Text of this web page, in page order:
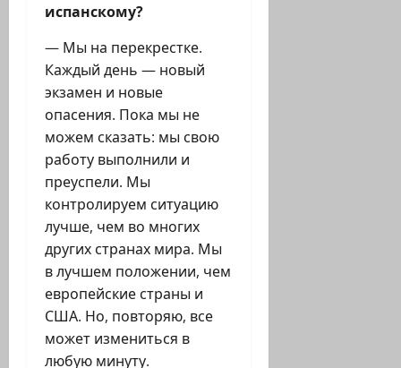
испанскому?
— Мы на перекрестке.
Каждый день — новый
экзамен и новые
опасения. Пока мы не
можем сказать: мы свою
работу выполнили и
преуспели. Мы
контролируем ситуацию
лучше, чем во многих
других странах мира. Мы
в лучшем положении, чем
европейские страны и
США. Но, повторяю, все
может измениться в
любую минуту.